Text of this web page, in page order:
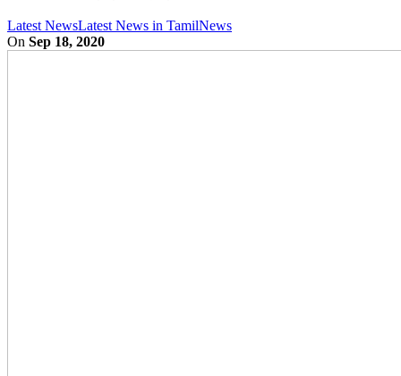
Latest NewsLatest News in TamilNews
On Sep 18, 2020